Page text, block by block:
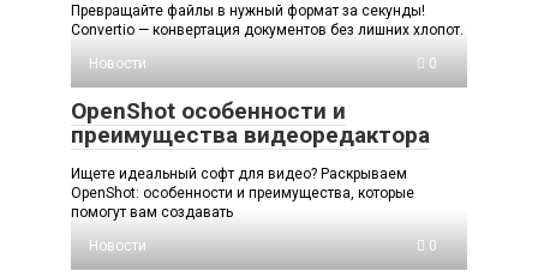
Превращайте файлы в нужный формат за секунды!
Convertio — конвертация документов без лишних хлопот.
Новости
0
OpenShot особенности и
преимущества видеоредактора
Ищете идеальный софт для видео? Раскрываем
OpenShot: особенности и преимущества, которые
помогут вам создавать
Новости
0